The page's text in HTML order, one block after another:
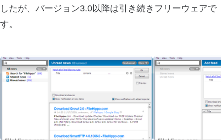
したが、バージョン3.0以降は引き続きフリーウェアで
す。